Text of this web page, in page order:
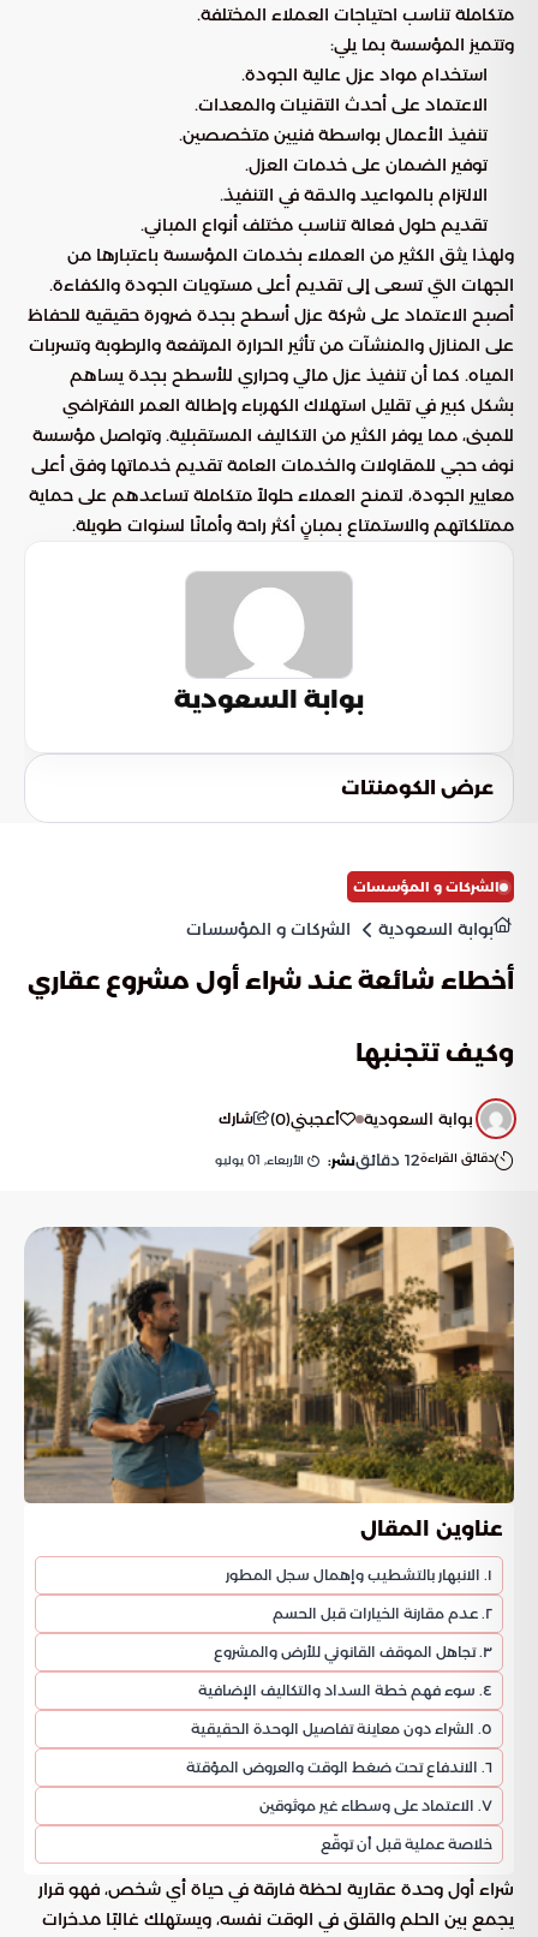
متكاملة تناسب احتياجات العملاء المختلفة.
وتتميز المؤسسة بما يلي:
استخدام مواد عزل عالية الجودة.
الاعتماد على أحدث التقنيات والمعدات.
تنفيذ الأعمال بواسطة فنيين متخصصين.
توفير الضمان على خدمات العزل.
الالتزام بالمواعيد والدقة في التنفيذ.
تقديم حلول فعالة تناسب مختلف أنواع المباني.
ولهذا يثق الكثير من العملاء بخدمات المؤسسة باعتبارها من
الجهات التي تسعى إلى تقديم أعلى مستويات الجودة والكفاءة.
أصبح الاعتماد على شركة عزل أسطح بجدة ضرورة حقيقية للحفاظ
على المنازل والمنشآت من تأثير الحرارة المرتفعة والرطوبة وتسربات
المياه. كما أن تنفيذ عزل مائي وحراري للأسطح بجدة يساهم
بشكل كبير في تقليل استهلاك الكهرباء وإطالة العمر الافتراضي
للمبنى، مما يوفر الكثير من التكاليف المستقبلية. وتواصل مؤسسة
نوف حجي للمقاولات والخدمات العامة تقديم خدماتها وفق أعلى
معايير الجودة، لتمنح العملاء حلولاً متكاملة تساعدهم على حماية
ممتلكاتهم والاستمتاع بمبانٍ أكثر راحة وأمانًا لسنوات طويلة.
بوابة السعودية
عرض الكومنتات
الشركات و المؤسسات
بوابة السعودية الشركات و المؤسسات
أخطاء شائعة عند شراء أول مشروع عقاري
وكيف تتجنبها
بوابة السعودية أعجبني(
0
) شارك
دقائق القراءة12 دقائقنشر: الأربعاء, 01 يوليو
عناوين المقال
١. الانبهار بالتشطيب وإهمال سجل المطور
٢. عدم مقارنة الخيارات قبل الحسم
٣. تجاهل الموقف القانوني للأرض والمشروع
٤. سوء فهم خطة السداد والتكاليف الإضافية
٥. الشراء دون معاينة تفاصيل الوحدة الحقيقية
٦. الاندفاع تحت ضغط الوقت والعروض المؤقتة
٧. الاعتماد على وسطاء غير موثوقين
خلاصة عملية قبل أن توقّع
شراء أول وحدة عقارية لحظة فارقة في حياة أي شخص، فهو قرار
يجمع بين الحلم والقلق في الوقت نفسه، ويستهلك غالبًا مدخرات